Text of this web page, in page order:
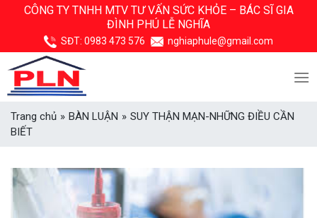
CÔNG TY TNHH MTV TƯ VẤN SỨC KHỎE – BÁC SĨ GIA
ĐÌNH PHÚ LỄ NGHĨA
SĐT: 0983 473 576 nghiaphule@gmail.com
Trang chủ » BÀN LUẬN » SUY THẬN MẠN-NHỮNG ĐIỀU CẦN
BIẾT